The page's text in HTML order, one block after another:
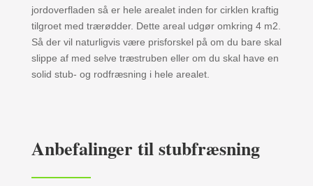
jordoverfladen så er hele arealet inden for cirklen kraftig
tilgroet med trærødder. Dette areal udgør omkring 4 m2.
Så der vil naturligvis være prisforskel på om du bare skal
slippe af med selve træstruben eller om du skal have en
solid stub- og rodfræsning i hele arealet.
Anbefalinger til stubfræsning